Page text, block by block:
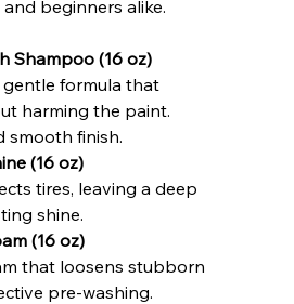
beginners alike.
Shampoo (16 oz)
formula that
harming the paint.
smooth finish.
(16 oz)
tires, leaving a deep
shine.
(16 oz)
that loosens stubborn
pre-washing.